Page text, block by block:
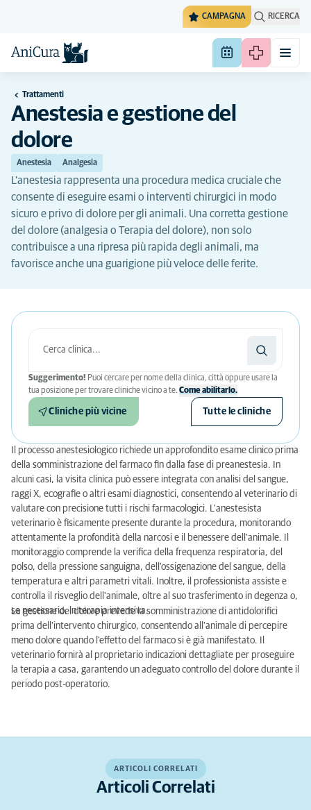
CAMPAGNA RICERCA
Trattamenti
Anestesia e gestione del
dolore
Anestesia Analgesia
L'anestesia rappresenta una procedura medica cruciale che
consente di eseguire esami o interventi chirurgici in modo
sicuro e privo di dolore per gli animali. Una corretta gestione
del dolore (analgesia o Terapia del dolore), non solo
contribuisce a una ripresa più rapida degli animali, ma
favorisce anche una guarigione più veloce delle ferite.
Suggerimento! Puoi cercare per nome della clinica, città oppure usare la
tua posizione per trovare cliniche vicino a te. Come abilitarlo.
Cliniche più vicine Tutte le cliniche
Il processo anestesiologico richiede un approfondito esame clinico prima
della somministrazione del farmaco fin dalla fase di preanestesia. In
alcuni casi, la visita clinica può essere integrata con analisi del sangue,
raggi X, ecografie o altri esami diagnostici, consentendo al veterinario di
valutare con precisione tutti i rischi farmacologici. L'anestesista
veterinario è fisicamente presente durante la procedura, monitorando
attentamente la profondità della narcosi e il benessere dell'animale. Il
monitoraggio comprende la verifica della frequenza respiratoria, del
polso, della pressione sanguigna, dell'ossigenazione del sangue, della
temperatura e altri parametri vitali. Inoltre, il professionista assiste e
controlla il risveglio dell'animale, oltre al suo trasferimento in degenza o,
se necessario, in terapia intensiva.
La gestione del dolore prevede la somministrazione di antidolorifici
prima dell'intervento chirurgico, consentendo all'animale di percepire
meno dolore quando l'effetto del farmaco si è già manifestato. Il
veterinario fornirà al proprietario indicazioni dettagliate per proseguire
la terapia a casa, garantendo un adeguato controllo del dolore durante il
periodo post-operatorio.
ARTICOLI CORRELATI
Articoli Correlati